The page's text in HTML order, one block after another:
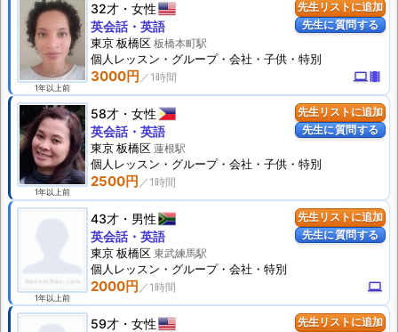
先生リストに追加
先生に質問する
1年以上前
32才 女性
3000円 computertheaters
英会話・英語
東京 板橋区 板橋本町駅
個人 レッスン ・グループ・会社・子供・特別
先生リストに追加
先生に質問する
1年以上前
58才 女性
2500円
英会話・英語
東京 板橋区 蓮根駅
個人 レッスン ・グループ・会社・子供・特別
先生リストに追加
先生に質問する
1年以上前
43才 男性
2000円 computer
英会話・英語
東京 板橋区 東武練馬駅
個人 レッスン ・グループ・会社・特別
先生リストに追加
59才 女性